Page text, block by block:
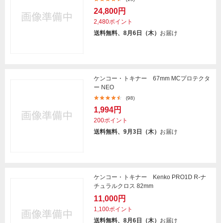
24,800円
2,480ポイント
送料無料、8月6日（木） お届け
ケンコー・トキナー 67mm MCプロテクタ
ー NEO
(98)
1,994円
200ポイント
送料無料、9月3日（木） お届け
ケンコー・トキナー Kenko PRO1D R-ナ
チュラルクロス 82mm
11,000円
1,100ポイント
送料無料、8月6日（木） お届け